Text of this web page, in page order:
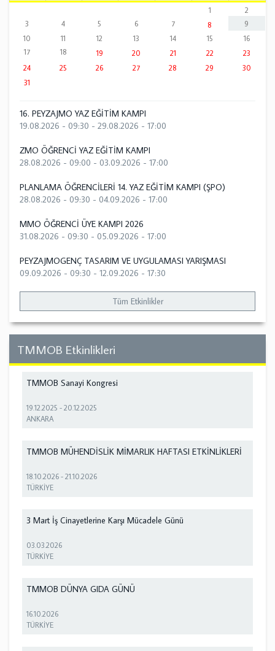
1
2
3
4 5 6 7 8
9
10
11 12 13 14 15
16
17
18 19 20 21 22
23
24
25 26 27 28 29
30
31
16. PEYZAJMO YAZ EĞİTİM KAMPI
19.08.2026 - 09:30 - 29.08.2026 - 17:00
ZMO ÖĞRENCİ YAZ EĞİTİM KAMPI
28.08.2026 - 09:00 - 03.09.2026 - 17:00
PLANLAMA ÖĞRENCİLERİ 14. YAZ EĞİTİM KAMPI (ŞPO)
28.08.2026 - 09:30 - 04.09.2026 - 17:00
MMO ÖĞRENCİ ÜYE KAMPI 2026
31.08.2026 - 09:30 - 05.09.2026 - 17:00
PEYZAJMOGENÇ TASARIM VE UYGULAMASI YARIŞMASI
09.09.2026 - 09:30 - 12.09.2026 - 17:30
Tüm Etkinlikler
TMMOB Etkinlikleri
TMMOB Sanayi Kongresi
19.12.2025 -20.12.2025
ANKARA
TMMOB MÜHENDİSLİK MİMARLIK HAFTASI ETKİNLİKLERİ
18.10.2026 -21.10.2026
TÜRKİYE
3 Mart İş Cinayetlerine Karşı Mücadele Günü
03.03.2026
TÜRKİYE
TMMOB DÜNYA GIDA GÜNÜ
16.10.2026
TÜRKİYE